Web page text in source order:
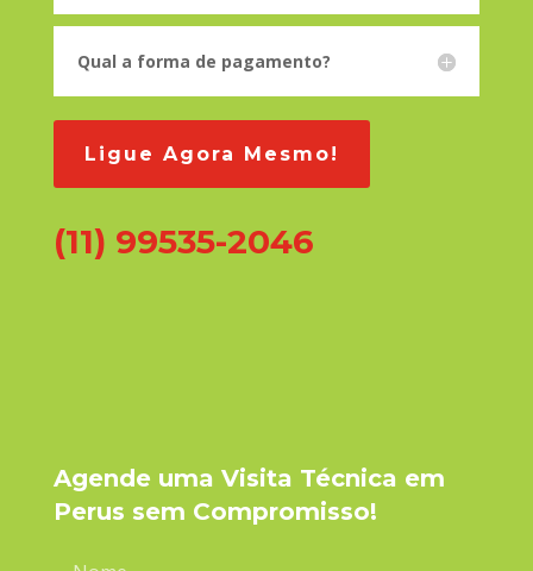
Qual a forma de pagamento?
Ligue Agora Mesmo!
(11) 99535-2046
Agende uma Visita Técnica em
Perus sem Compromisso!